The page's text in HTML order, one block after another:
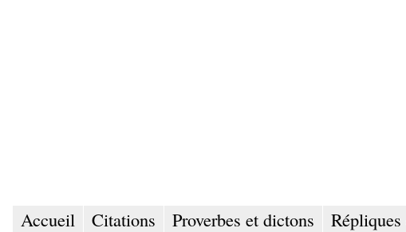
Accueil Citations Proverbes et dictons